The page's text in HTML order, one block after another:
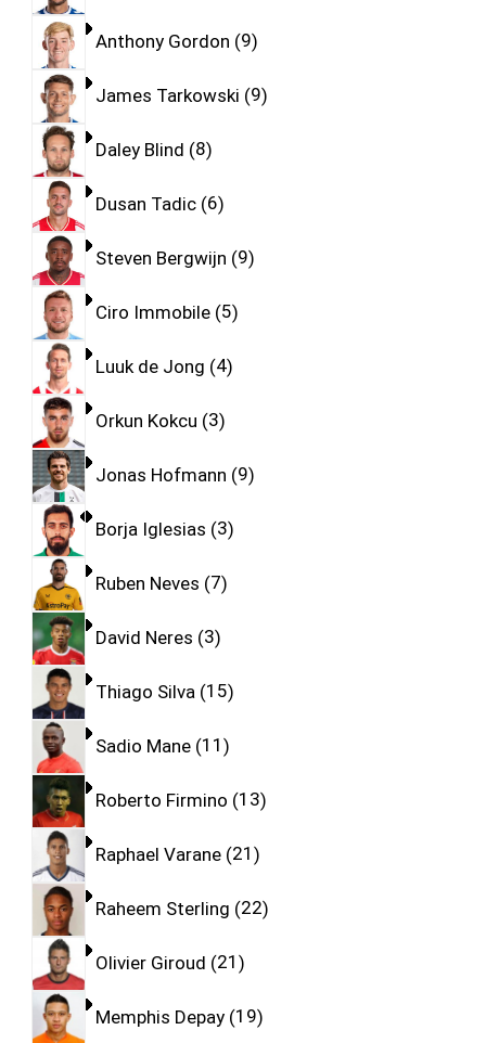
Anthony Gordon 9
James Tarkowski 9
Daley Blind 8
Dusan Tadic 6
Steven Bergwijn 9
Ciro Immobile 5
Luuk de Jong 4
Orkun Kokcu 3
Jonas Hofmann 9
Borja Iglesias 3
Ruben Neves 7
David Neres 3
Thiago Silva 15
Sadio Mane 11
Roberto Firmino 13
Raphael Varane 21
Raheem Sterling 22
Olivier Giroud 21
Memphis Depay 19